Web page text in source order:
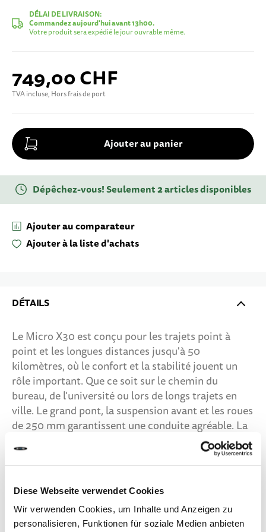
Diese Webseite verwendet Cookies
Wir verwenden Cookies, um Inhalte und Anzeigen zu
personalisieren, Funktionen für soziale Medien anbieten
DÉLAI DE LIVRAISON:
Commandez aujourd'hui avant 13h00.
Votre produit sera expédié le jour ouvrable même.
749,00 CHF
TVA incluse, Hors frais de port
Ajouter au panier
Entrez votre adresse e-mail
Dépêchez-vous! Seulement 2 articles disponibles
Ajouter à la liste d'achats
Ajouter au comparateur
DÉTAILS
Le Micro X30 est conçu pour les trajets point à
point et les longues distances jusqu'à 50
kilomètres, où le confort et la stabilité jouent un
rôle important. Que ce soit sur le chemin du
bureau, de l'université ou lors de longs trajets en
ville. Le grand pont, la suspension avant et les roues
de 250 mm garantissent une conduite agréable. La
position de conduite surélevée assure une meilleure
visibilité sur la route, tant pour toi que pour les
autres usagers. Les deux dispositifs de freinage
indépendants et les feux avant et arrière
même lors d'excursions nocturnes. L'écran intégré